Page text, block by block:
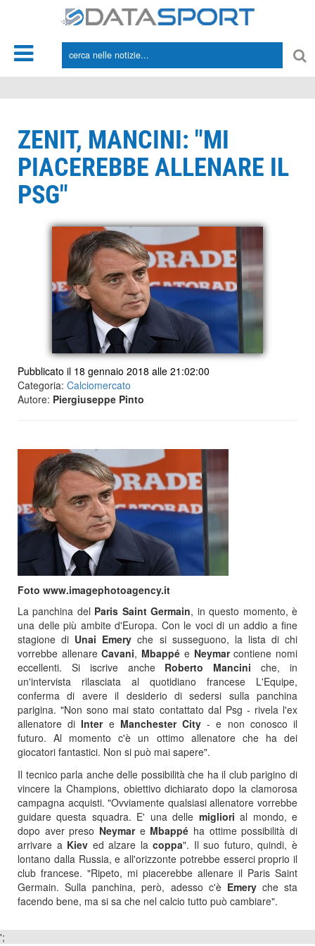
ZENIT, MANCINI: "MI
PIACEREBBE ALLENARE IL
PSG"
Pubblicato il 18 gennaio 2018 alle 21:02:00
Categoria: Calciomercato
Autore: Piergiuseppe Pinto
Foto www.imagephotoagency.it
La panchina del Paris Saint Germain, in questo momento, è
una delle più ambite d'Europa. Con le voci di un addio a fine
stagione di Unai Emery che si susseguono, la lista di chi
vorrebbe allenareCavani, Mbappé e Neymarcontiene nomi
eccellenti. Si iscrive anche Roberto Manciniche, in
un'intervista rilasciata al quotidiano francese L'Equipe,
conferma di avere il desiderio di sedersi sulla panchina
parigina. "Non sono mai stato contattato dal Psg - rivela l'ex
allenatore diInter e Manchester City- e non conosco il
futuro. Al momento c'è un ottimo allenatore che ha dei
giocatori fantastici. Non si può mai sapere".
Il tecnico parla anche delle possibilità che ha il club parigino di
vincere la Champions, obiettivo dichiarato dopo la clamorosa
campagna acquisti. "Ovviamente qualsiasi allenatore vorrebbe
guidare questa squadra. E' una delle migliorial mondo, e
dopo aver preso Neymar e Mbappé ha ottime possibilità di
arrivare a Kiev ed alzare lacoppa". Il suo futuro, quindi, è
lontano dalla Russia, e all'orizzonte potrebbe esserci proprio il
club francese. "Ripeto, mi piacerebbe allenare il Paris Saint
Germain. Sulla panchina, però, adesso c'è Emery che sta
facendo bene, ma si sa che nel calcio tutto può cambiare".
';